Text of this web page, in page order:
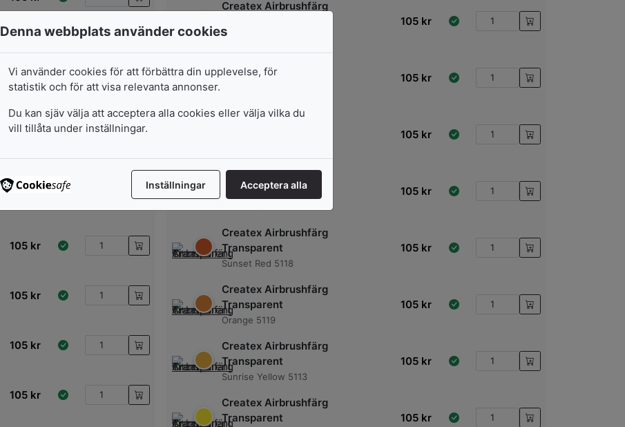
105 kr
105 kr
105 kr
105 kr
Createx Airbrushfärg
Fuchsia 5122
105 kr
Transparent
105 kr
Createx Airbrushfärg
105 kr
Createx Airbrushfärg
Transparent
105 kr
Createx Airbrushfärg
Transparent
Sunset Red 5118
105 kr
Createx Airbrushfärg
Transparent
Orange 5119
105 kr
Createx Airbrushfärg
Transparent
Sunrise Yellow 5113
105 kr
Createx Airbrushfärg
Transparent
105 kr
Denna webbplats använder cookies
Vi använder cookies för att förbättra din upplevelse, för
statistik och för att visa relevanta annonser.
Du kan sjäv välja att acceptera alla cookies eller välja vilka du
vill tillåta under inställningar.
Inställningar Acceptera alla